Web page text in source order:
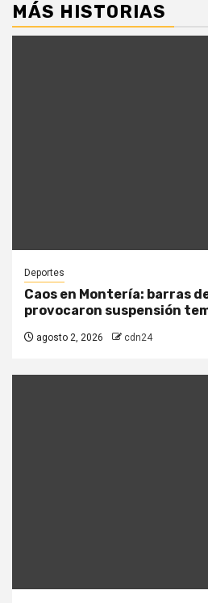
MÁS HISTORIAS
Deportes
Caos en Montería: barras
provocaron suspensión
agosto 2, 2026 cdn24